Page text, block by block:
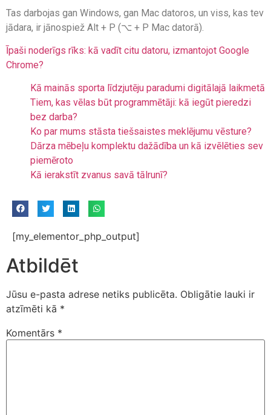
Tas darbojas gan Windows, gan Mac datoros, un viss, kas tev
jādara, ir jānospiež Alt + P (⌥ + P Mac datorā).
Īpaši noderīgs rīks: kā vadīt citu datoru, izmantojot Google
Chrome?
Kā mainās sporta līdzjutēju paradumi digitālajā laikmetā
Tiem, kas vēlas būt programmētāji: kā iegūt pieredzi
bez darba?
Ko par mums stāsta tiešsaistes meklējumu vēsture?
Dārza mēbeļu komplektu dažādība un kā izvēlēties sev
piemēroto
Kā ierakstīt zvanus savā tālrunī?
[my_elementor_php_output]
Atbildēt
Jūsu e-pasta adrese netiks publicēta. Obligātie lauki ir
atzīmēti kā *
Komentārs *